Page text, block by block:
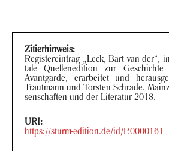
Zi­tier­hin­weis:
Re­gis­ter­ein­trag „Leck, Bart van der“,
ta­le Quel­len­edi­ti­on zur Ge­schich­te
Avant­gar­de, er­ar­bei­tet und
Traut­mann und Tors­ten Schra­de.
sen­schaf­ten und der Li­te­ra­tur 2018.
URI:
https://sturm-​edition.de/id/P.0000161